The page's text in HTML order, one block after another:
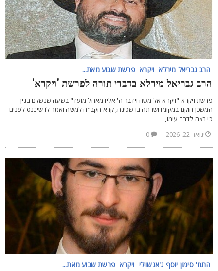
הרב גבריאל מירלא ויקרא פרשת שבוע מאת...
גבריאל מירלא בדברי תורה לפרשת 'ויקרא'
ויקרא "ויקרא אל משה וידבר ה' אליו מאהל מועד" בשעה שנשלם בנין
הוקם במקומו ושרתה בו שכינה, קרא הקב"ה למשה ואמר לו שיכנס לפנים
רצה לדבר עימו,
ינואר 22, 2026
0
התמ' סימון יוסף ג'אנשוילי ויקרא פרשת שבוע מאת...